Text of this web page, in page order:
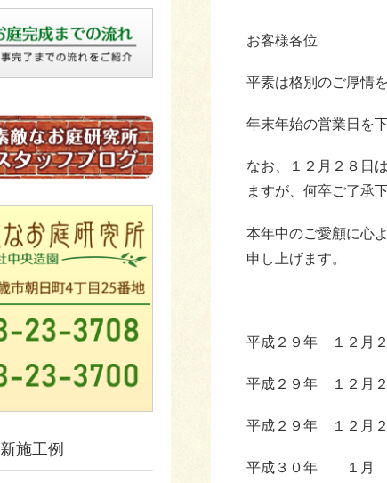
お客様各位
平素は格別のご厚情
年末年始の営業日を
なお、１２月２８日
ますが、何卒ご了承
本年中のご愛顧に心
申し上げます。
平成２９年 １２月
平成２９年 １２月
平成２９年 １２月
平成３０年 １月
新施工例